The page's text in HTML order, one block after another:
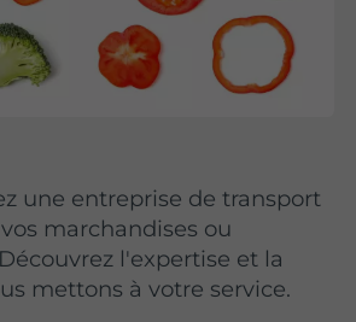
une entreprise de transport
marchandises ou
l'expertise et la
mettons à votre service.